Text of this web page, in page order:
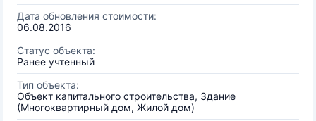
Дата обновления стоимости:
06.08.2016
Статус объекта:
Ранее учтенный
Тип объекта:
Объект капитального строительства, Здание
(Многоквартирный дом, Жилой дом)